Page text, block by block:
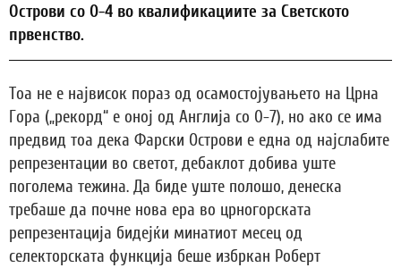
Острови со 0-4 во квалификациите за Светското
првенство.
Тоа не е највисок пораз од осамостојувањето на Црна
Гора („рекорд“ е оној од Англија со 0-7), но ако се има
предвид тоа дека Фарски Острови е една од најслабите
репрезентации во светот, дебаклот добива уште
поголема тежина. Да биде уште полошо, денеска
требаше да почне нова ера во црногорската
репрезентација бидејќи минатиот месец од
селекторската функција беше избркан Роберт